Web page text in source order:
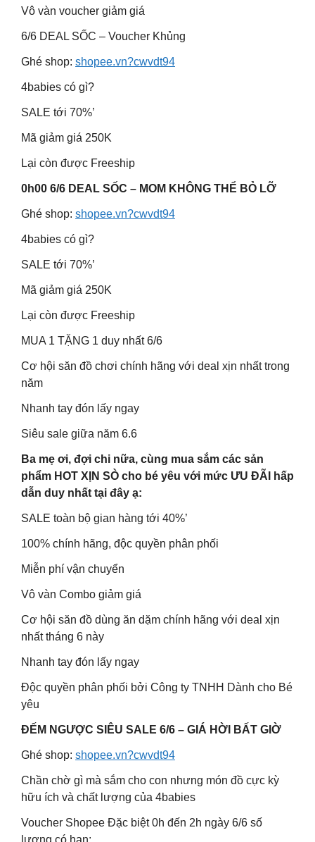
Vô vàn voucher giảm giá
6/6 DEAL SỐC – Voucher Khủng
Ghé shop: shopee.vn?cwvdt94
4babies có gì?
SALE tới 70%’
Mã giảm giá 250K
Lại còn được Freeship
0h00 6/6 DEAL SỐC – MOM KHÔNG THỂ BỎ LỠ
Ghé shop: shopee.vn?cwvdt94
4babies có gì?
SALE tới 70%’
Mã giảm giá 250K
Lại còn được Freeship
MUA 1 TẶNG 1 duy nhất 6/6
Cơ hội săn đồ chơi chính hãng với deal xịn nhất trong
năm
Nhanh tay đón lấy ngay
Siêu sale giữa năm 6.6
Ba mẹ ơi, đợi chi nữa, cùng mua sắm các sản
phẩm HOT XỊN SÒ cho bé yêu với mức ƯU ĐÃI hấp
dẫn duy nhất tại đây ạ:
SALE toàn bộ gian hàng tới 40%’
100% chính hãng, độc quyền phân phối
Miễn phí vận chuyển
Vô vàn Combo giảm giá
Cơ hội săn đồ dùng ăn dặm chính hãng với deal xịn
nhất tháng 6 này
Nhanh tay đón lấy ngay
Độc quyền phân phối bởi Công ty TNHH Dành cho Bé
yêu
ĐẾM NGƯỢC SIÊU SALE 6/6 – GIÁ HỜI BẤT GIỜ
Ghé shop: shopee.vn?cwvdt94
Chần chờ gì mà sắm cho con nhưng món đồ cực kỳ
hữu ích và chất lượng của 4babies
Voucher Shopee Đặc biệt 0h đến 2h ngày 6/6 số
lượng có hạn: